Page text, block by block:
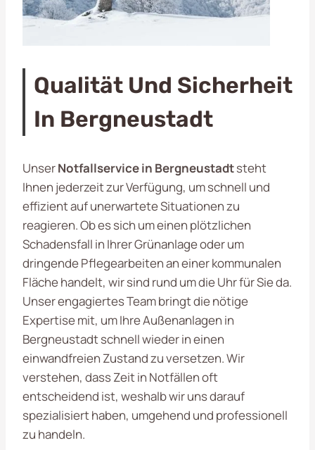
Qualität Und Sicherheit
In Bergneustadt
UnserNotfallservice in Bergneustadtsteht
Ihnen jederzeit zur Verfügung, um schnell und
effizient auf unerwartete Situationen zu
reagieren. Ob es sich um einen plötzlichen
Schadensfall in Ihrer Grünanlage oder um
dringende Pflegearbeiten an einer kommunalen
Fläche handelt, wir sind rund um die Uhr für Sie da.
Unser engagiertes Team bringt die nötige
Expertise mit, um Ihre Außenanlagen in
Bergneustadt schnell wieder in einen
einwandfreien Zustand zu versetzen. Wir
verstehen, dass Zeit in Notfällen oft
entscheidend ist, weshalb wir uns darauf
spezialisiert haben, umgehend und professionell
zu handeln.